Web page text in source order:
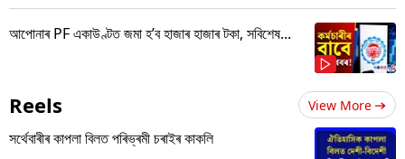
আপোনাৰ PF একাউণ্টত জমা হ’ব হাজাৰ হাজাৰ টকা, সবিশেষ...
Reels View More
সৰ্থেবাৰীৰ কাপলা বিলত পৰিভ্ৰমী চৰাইৰ কাকলি